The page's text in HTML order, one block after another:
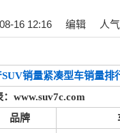
16 12:16 编辑 人
SUV销量紧凑型车销量排
：www.suv7c.com
品牌